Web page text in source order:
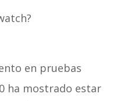
en pruebas
ha mostrado estar